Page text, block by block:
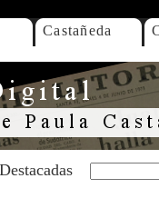
Castañeda
Destacadas